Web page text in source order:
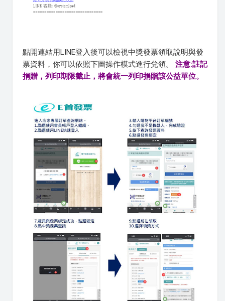
點開連結用LINE登入後可以檢視中獎發票領取說明與發
票資料，你可以依照下圖操作模式進行兌領。
注意:註記
捐贈，列印期限截止，將會統一列印捐贈該公益單位。